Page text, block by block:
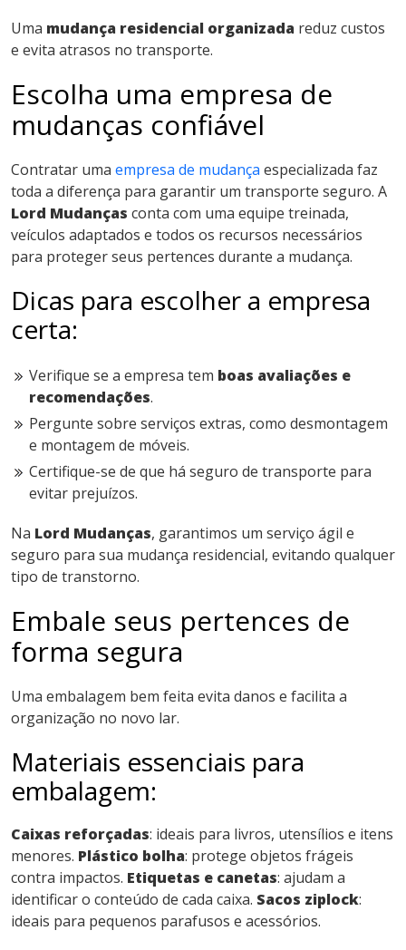
Uma mudança residencial organizada reduz custos
e evita atrasos no transporte.
Escolha uma empresa de
mudanças confiável
Contratar uma empresa de mudança especializada faz
toda a diferença para garantir um transporte seguro. A
Lord Mudanças conta com uma equipe treinada,
veículos adaptados e todos os recursos necessários
para proteger seus pertences durante a mudança.
Dicas para escolher a empresa
certa:
Verifique se a empresa tem boas avaliações e
recomendações.
Pergunte sobre serviços extras, como desmontagem
e montagem de móveis.
Certifique-se de que há seguro de transporte para
evitar prejuízos.
Na Lord Mudanças, garantimos um serviço ágil e
seguro para sua mudança residencial, evitando qualquer
tipo de transtorno.
Embale seus pertences de
forma segura
Uma embalagem bem feita evita danos e facilita a
organização no novo lar.
Materiais essenciais para
embalagem:
Caixas reforçadas: ideais para livros, utensílios e itens
menores. Plástico bolha: protege objetos frágeis
contra impactos. Etiquetas e canetas: ajudam a
identificar o conteúdo de cada caixa. Sacos ziplock:
ideais para pequenos parafusos e acessórios.